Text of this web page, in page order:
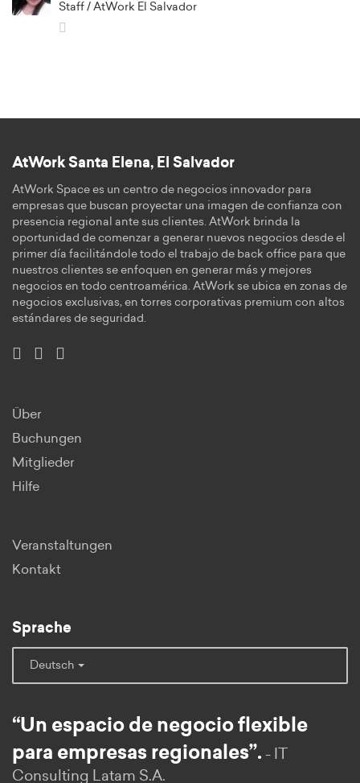
Staff / AtWork El Salvador
AtWork Santa Elena, El Salvador
AtWork Space es un centro de negocios innovador para
empresas que buscan proyectar una imagen de confianza con
presencia regional ante sus clientes. AtWork brinda la
oportunidad de comenzar a generar nuevos negocios desde el
primer día facilitándole todo el trabajo de back office para que
nuestros clientes se enfoquen en generar más y mejores
negocios en todo centroamérica. AtWork se ubica en zonas de
negocios exclusivas, en torres corporativas premium con altos
estándares de seguridad.
Über
Buchungen
Mitglieder
Hilfe
Veranstaltungen
Kontakt
Sprache
Deutsch
“Un espacio de negocio flexible
para empresas regionales”. - IT
Consulting Latam S.A.